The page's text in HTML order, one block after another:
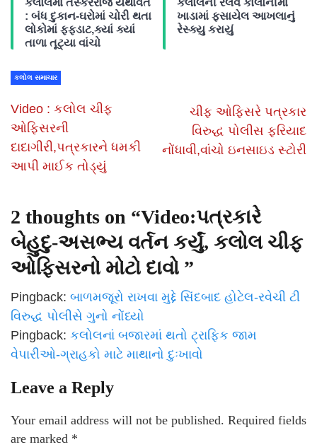
કલોલમાં તસ્કરરાજ યથાવત
: બંધ દુકાન-ઘરોમાં ચોરી થતા
લોકોમાં ફફડાટ,ક્યાં ક્યાં
તાળા તૂટ્યા વાંચો
કલોલની રેલવે કોલોનીમાં
ખાડામાં ફસાયેલ આખલાનું
રેસ્ક્યુ કરાયું
કલોલ સમાચાર
Video : કલોલ ચીફ
ઓફિસરની
દાદાગીરી,પત્રકારને ધમકી
આપી માઈક તોડ્યું
ચીફ ઓફિસરે પત્રકાર
વિરુદ્ધ પોલીસ ફરિયાદ
નોંધાવી,વાંચો ઇનસાઇડ સ્ટોરી
2 thoughts on “Video:પત્રકારે
બેહુદુ-અસભ્ય વર્તન કર્યું, કલોલ ચીફ
ઓફિસરનો મોટો દાવો ”
Pingback: બાળમજૂરો રાખવા મુદ્દે સિંદબાદ હોટેલ-રવેચી ટી
વિરુદ્ધ પોલીસે ગુનો નોંધ્યો
Pingback: કલોલનાં બજારમાં થતો ટ્રાફિક જામ
વેપારીઓ-ગ્રાહકો માટે માથાનો દુઃખાવો
Leave a Reply
Your email address will not be published. Required fields
are marked *